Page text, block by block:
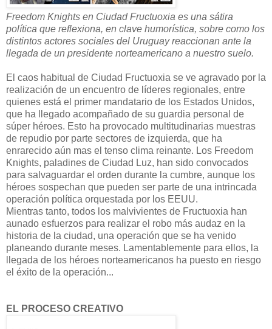
Freedom Knights en Ciudad Fructuoxia es una sátira
política que reflexiona, en clave humorística, sobre como los
distintos actores sociales del Uruguay reaccionan ante la
llegada de un presidente norteamericano a nuestro suelo.
El caos habitual de Ciudad Fructuoxia se ve agravado por la
realización de un encuentro de líderes regionales, entre
quienes está el primer mandatario de los Estados Unidos,
que ha llegado acompañado de su guardia personal de
súper héroes. Esto ha provocado multitudinarias muestras
de repudio por parte sectores de izquierda, que ha
enrarecido aún mas el tenso clima reinante. Los Freedom
Knights, paladines de Ciudad Luz, han sido convocados
para salvaguardar el orden durante la cumbre, aunque los
héroes sospechan que pueden ser parte de una intrincada
operación política orquestada por los EEUU.
Mientras tanto, todos los malvivientes de Fructuoxia han
aunado esfuerzos para realizar el robo más audaz en la
historia de la ciudad, una operación que se ha venido
planeando durante meses. Lamentablemente para ellos, la
llegada de los héroes norteamericanos ha puesto en riesgo
el éxito de la operación...
EL PROCESO CREATIVO